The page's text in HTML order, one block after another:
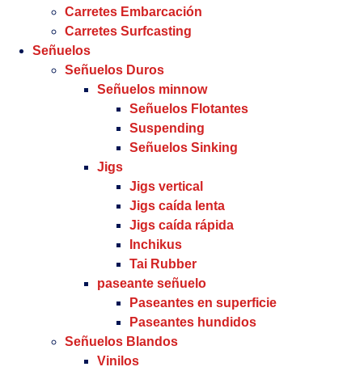
Carretes Embarcación
Carretes Surfcasting
Señuelos
Señuelos Duros
Señuelos minnow
Señuelos Flotantes
Suspending
Señuelos Sinking
Jigs
Jigs vertical
Jigs caída lenta
Jigs caída rápida
Inchikus
Tai Rubber
paseante señuelo
Paseantes en superficie
Paseantes hundidos
Señuelos Blandos
Vinilos